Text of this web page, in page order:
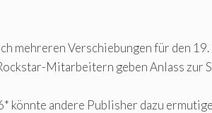
mehreren Verschiebungen für den
Mitarbeitern geben Anlass
könnte andere Publisher dazu